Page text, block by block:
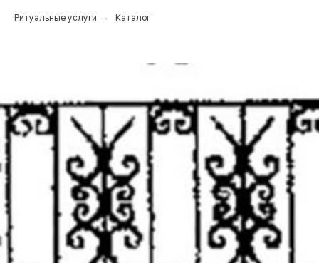
Ритуальные услуги → Каталог